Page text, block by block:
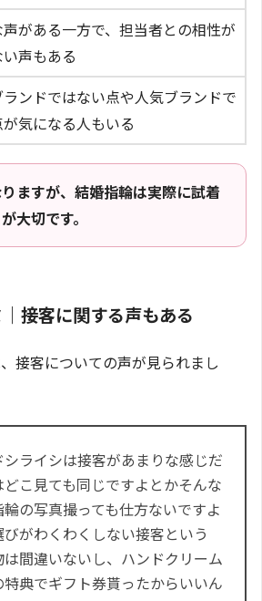
がある一方で、担当者との相性が
声もある
ンドではない点や人気ブランドで
が気になる人もいる
ますが、結婚指輪は実際に試着
大切です。
接客に関する声もある
接客についての声が見られまし
ライシは接客があまりな感じだ
こ見ても同じですよとかそんな
の写真撮っても仕方ないですよ
びがわくわくしない接客という
間違いないし、ハンドクリーム
特典でギフト券貰ったからいいん